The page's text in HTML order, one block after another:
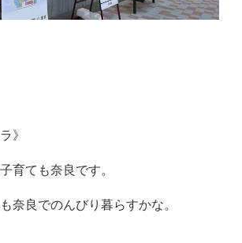
》
育ても奈良です。
奈良でのんびり暮らすかな。